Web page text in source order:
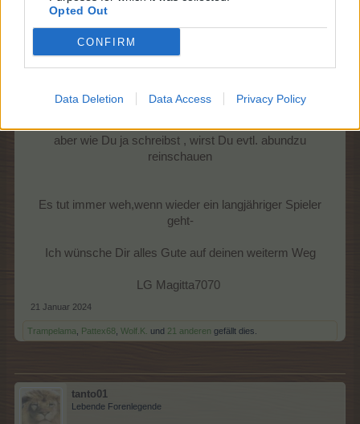
Opted Out
CONFIRM
Data Deletion Data Access Privacy Policy
Liebe Grüße
Ich kann Dich gut verstehn
aber wie Du ja schreibst , wirst Du evtl. abundzu
reinschauen
Es tut immer weh,wenn wieder ein langjähriger Spieler
geht-
Ich wünsche Dir alles Gute auf deinen weiterm Weg
LG Magitta7070 ​
21 Januar 2024
Trampelama Pattex68 Wolf.K. und 21 anderen gefällt dies.
tanto01
Lebende Forenlegende